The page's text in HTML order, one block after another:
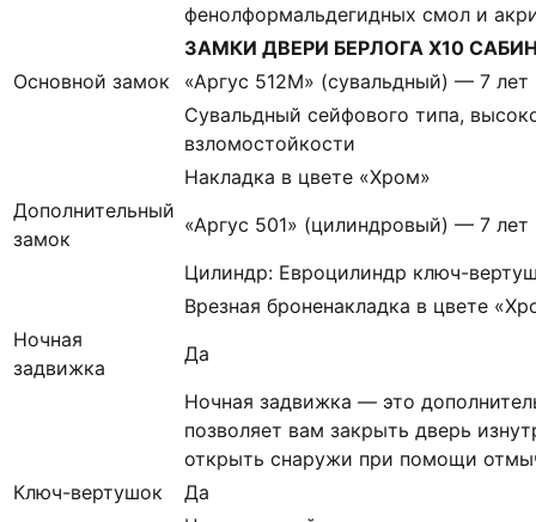
фенолформальдегидных смол и
ЗАМКИ ДВЕРИ БЕРЛОГА Х10
Основной замок
«Аргус 512М» (сувальдный) — 7 лет
Сувальдный сейфового типа,
взломостойкости
Накладка в цвете «Хром»
Дополнительный
замок
«Аргус 501» (цилиндровый) — 7 лет
Цилиндр: Евроцилиндр ключ-
Врезная броненакладка в цвете
Ночная
задвижка
Да
Ночная задвижка — это
позволяет вам закрыть дверь
открыть снаружи при помощи
Ключ-вертушок
Да